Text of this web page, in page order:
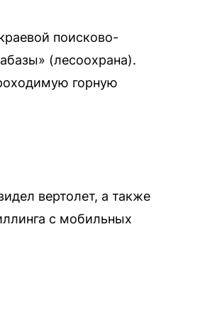
поисково-
(лесоохрана).
горную
вертолет, а также
с мобильных